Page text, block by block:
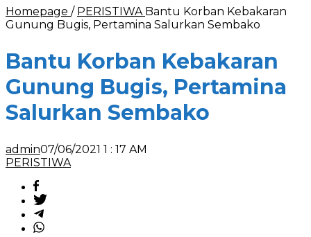
Homepage / PERISTIWA Bantu Korban Kebakaran
Gunung Bugis, Pertamina Salurkan Sembako
Bantu Korban Kebakaran
Gunung Bugis, Pertamina
Salurkan Sembako
admin07/06/2021 1 : 17 AM
PERISTIWA